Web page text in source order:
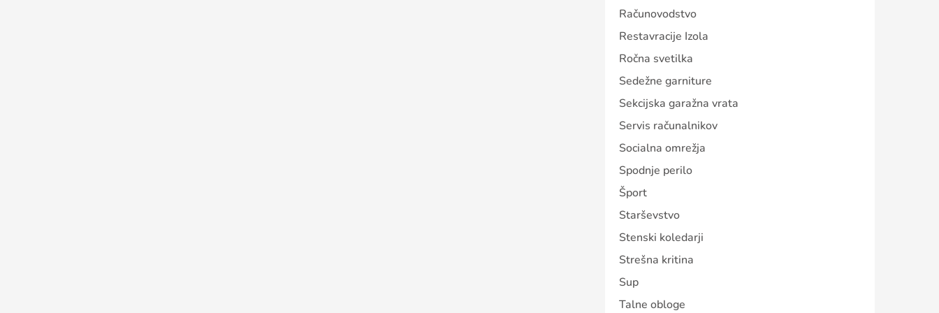
Računovodstvo
Restavracije Izola
Ročna svetilka
Sedežne garniture
Sekcijska garažna vrata
Servis računalnikov
Socialna omrežja
Spodnje perilo
Šport
Starševstvo
Stenski koledarji
Strešna kritina
Sup
Talne obloge